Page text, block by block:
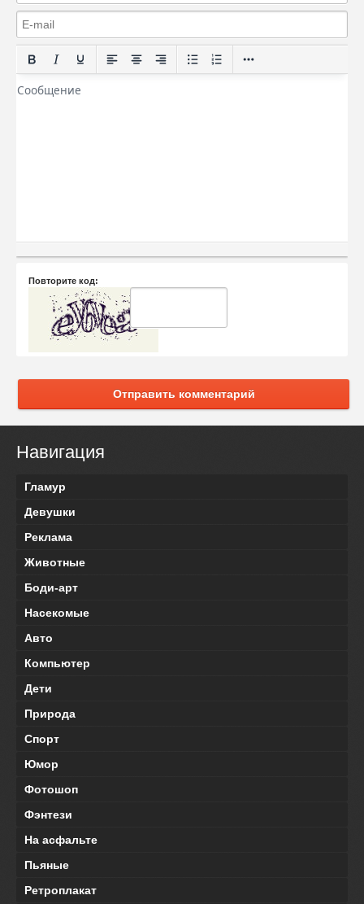
Повторите код:
Отправить комментарий
Навигация
Гламур
Девушки
Реклама
Животные
Боди-арт
Насекомые
Авто
Компьютер
Дети
Природа
Спорт
Юмор
Фотошоп
Фэнтези
На асфальте
Пьяные
Ретроплакат